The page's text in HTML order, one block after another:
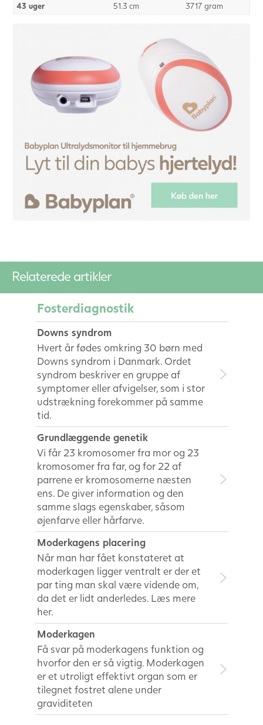
43 uger
51.3 cm 3717 gram
Relaterede artikler
Fosterdiagnostik
Downs syndrom
Hvert år fødes omkring 30 børn med
Downs syndrom i Danmark. Ordet
syndrom beskriver en gruppe af
symptomer eller afvigelser, som i stor
udstrækning forekommer på samme
tid.
Grundlæggende genetik
Vi får 23 kromosomer fra mor og 23
kromosomer fra far, og for 22 af
parrene er kromosomerne næsten
ens. De giver information og den
samme slags egenskaber, såsom
øjenfarve eller hårfarve.
Moderkagens placering
Når man har fået konstateret at
moderkagen ligger ventralt er der et
par ting man skal være vidende om,
da det er lidt anderledes. Læs mere
her.
Moderkagen
Få svar på moderkagens funktion og
hvorfor den er så vigtig. Moderkagen
er et utroligt effektivt organ som er
tilegnet fostret alene under
graviditeten